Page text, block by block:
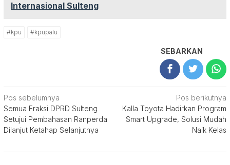
Internasional Sulteng
#kpu #kpupalu
SEBARKAN
Navigasi
pos
Pos sebelumnya
Semua Fraksi DPRD Sulteng
Setujui Pembahasan Ranperda
Dilanjut Ketahap Selanjutnya
Pos berikutnya
Kalla Toyota Hadirkan Program
Smart Upgrade, Solusi Mudah
Naik Kelas